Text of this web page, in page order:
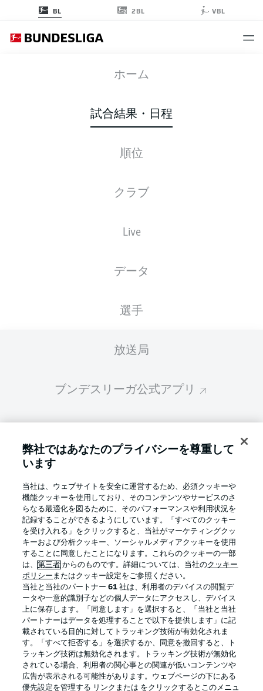
BL 2BL VBL
ホーム
試合結果・日程
順位
クラブ
Live
データ
選手
放送局
ブンデスリーガ公式アプリ
ファンタジー・マネジャー
言語をお選びください
日本語 Display Mode
ログイン
FCB SCP
スターティングメンバー
スターティングメンバーは試合開始の 60分前
Football as it's meant to be
弊社ではあなたのプライバシーを尊重して
います
当社は、ウェブサイトを安全に運営するため、必須クッキーや
機能クッキーを使用しており、そのコンテンツやサービスのさ
らなる最適化を図るために、そのパフォーマンスや利用状況を
記録することができるようにしています。「すべてのクッキー
を受け入れる」をクリックすると、当社がマーケティングクッ
キーおよび分析クッキー、ソーシャルメディアクッキーを使用
することに同意したことになります。これらのクッキーの一部
は、第三者 からのものです。詳細については、当社のクッキー
ポリシー またはクッキー設定をご参照ください。
当社と当社のパートナー61 社は、利用者のデバイスの閲覧デ
ータや一意的識別子などの個人データにアクセスし、デバイス
上に保存します。「同意します」を選択すると、「当社と当社
パートナーはデータを処理することで以下を提供します」に記
載されている目的に対してトラッキング技術が有効化されま
す。「すべて拒否する」を選択するか、同意を撤回すると、ト
ラッキング技術は無効化されます。トラッキング技術が無効化
されている場合、利用者の関心事との関連が低いコンテンツや
広告が表示される可能性があります。ウェブページの下にある
優先設定を管理する リンクまたは をクリックするとこのメニュ